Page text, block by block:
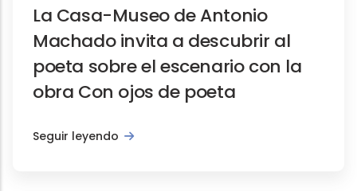
La Casa-Museo de Antonio
Machado invita a descubrir al
poeta sobre el escenario con la
obra Con ojos de poeta
Seguir leyendo